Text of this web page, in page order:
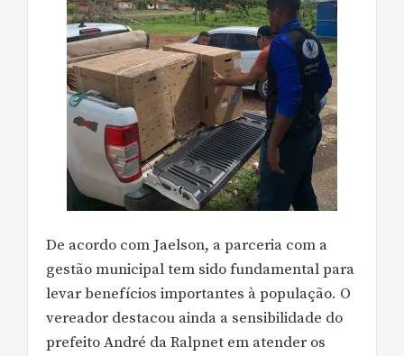
De acordo com Jaelson, a parceria com a
gestão municipal tem sido fundamental para
levar benefícios importantes à população. O
vereador destacou ainda a sensibilidade do
prefeito André da Ralpnet em atender os